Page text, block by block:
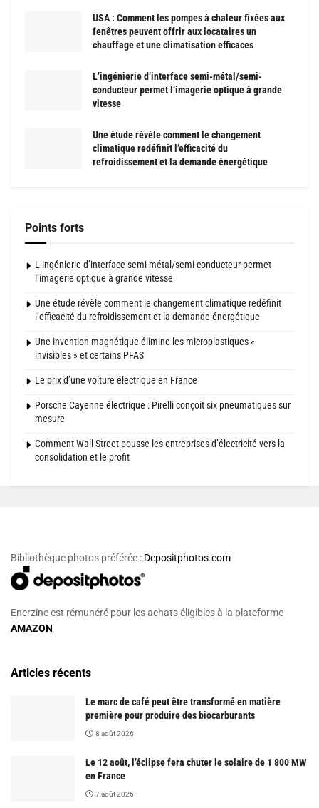
USA : Comment les pompes à chaleur fixées aux
fenêtres peuvent offrir aux locataires un
chauffage et une climatisation efficaces
L’ingénierie d’interface semi-métal/semi-
conducteur permet l’imagerie optique à grande
vitesse
Une étude révèle comment le changement
climatique redéfinit l’efficacité du
refroidissement et la demande énergétique
Points forts
L’ingénierie d’interface semi-métal/semi-conducteur permet
l’imagerie optique à grande vitesse
Une étude révèle comment le changement climatique redéfinit
l’efficacité du refroidissement et la demande énergétique
Une invention magnétique élimine les microplastiques «
invisibles » et certains PFAS
Le prix d’une voiture électrique en France
Porsche Cayenne électrique : Pirelli conçoit six pneumatiques sur
mesure
Comment Wall Street pousse les entreprises d’électricité vers la
consolidation et le profit
Bibliothèque photos préférée : Depositphotos.com
Enerzine est rémunéré pour les achats éligibles à la plateforme
AMAZON
Articles récents
Le marc de café peut être transformé en matière
première pour produire des biocarburants
8 août 2026
Le 12 août, l’éclipse fera chuter le solaire de 1 800 MW
en France
7 août 2026